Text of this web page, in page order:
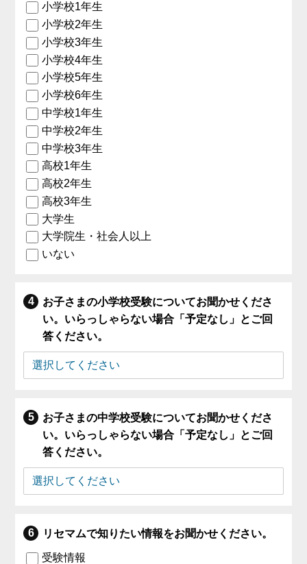
小学校1年生
小学校2年生
小学校3年生
小学校4年生
小学校5年生
小学校6年生
中学校1年生
中学校2年生
中学校3年生
高校1年生
高校2年生
高校3年生
大学生
大学院生・社会人以上
いない
お子さまの小学校受験についてお聞かせくださ
い。いらっしゃらない場合「予定なし」とご回
答ください。
お子さまの中学校受験についてお聞かせくださ
い。いらっしゃらない場合「予定なし」とご回
答ください。
リセマムで知りたい情報をお聞かせください。
受験情報